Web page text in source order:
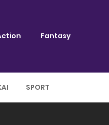
Fantasy
SPORT